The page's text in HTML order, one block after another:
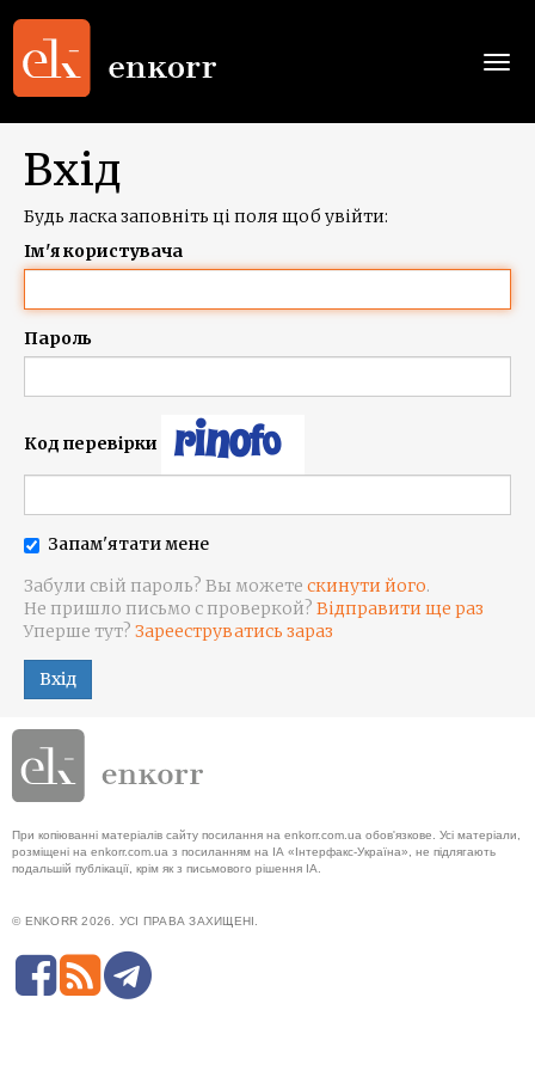
Вхід
Будь ласка заповніть ці поля щоб увійти:
Ім'я користувача
Пароль
Код перевірки
Запам'ятати мене
Забули свій пароль? Вы можете скинути його.
Не пришло письмо с проверкой? Відправити ще раз
Уперше тут? Зарееструватись зараз
Вхід
При копіюванні матеріалів сайту посилання на enkorr.com.ua обов'язкове. Усі матеріали,
розміщені на enkorr.com.ua з посиланням на ІА «Інтерфакс-Україна», не підлягають
подальшій публікації, крім як з письмового рішення ІА.
© ENKORR 2026. УСІ ПРАВА ЗАХИЩЕНІ.